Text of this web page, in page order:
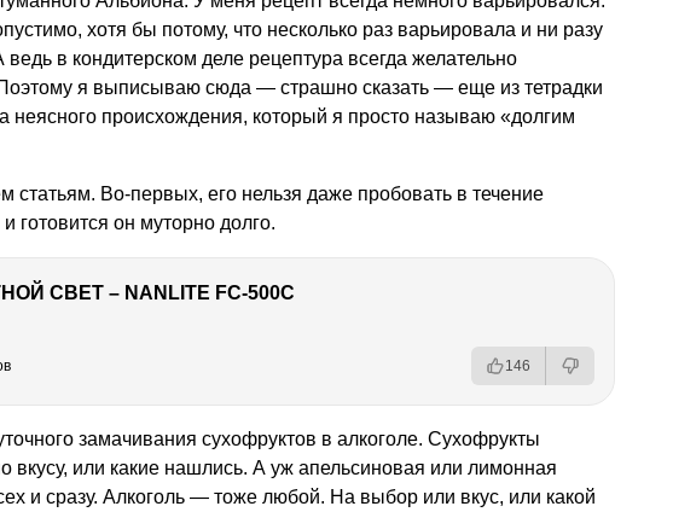
хотя бы потому, что несколько раз варьировала и ни разу
в кондитерском деле рецептура всегда желательно
я выписываю сюда — страшно сказать — еще из тетрадки
неясного происхождения, который я просто называю «долгим
статьям. Во-первых, его нельзя даже пробовать в течение
готовится он муторно долго.
СВЕТ – NANLITE FC-500C
146
замачивания сухофруктов в алкоголе. Сухофрукты
вкусу, или какие нашлись. А уж апельсиновая или лимонная
и сразу. Алкоголь — тоже любой. На выбор или вкус, или какой